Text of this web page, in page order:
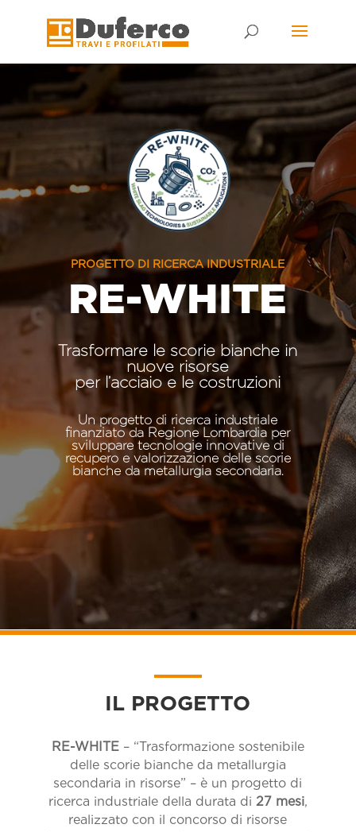
PROGETTO DI RICERCA INDUSTRIALE
RE-WHITE
Trasformare le scorie bianche in
nuove risorse
per l’acciaio e le costruzioni
Un progetto di ricerca industriale
finanziato da Regione Lombardia per
sviluppare tecnologie innovative di
recupero e valorizzazione delle scorie
bianche da metallurgia secondaria.
IL PROGETTO
RE-WHITE– “Trasformazione sostenibile
delle scorie bianche da metallurgia
secondaria in risorse” – è un progetto di
ricerca industriale della durata di 27 mesi,
realizzato con il concorso di risorse